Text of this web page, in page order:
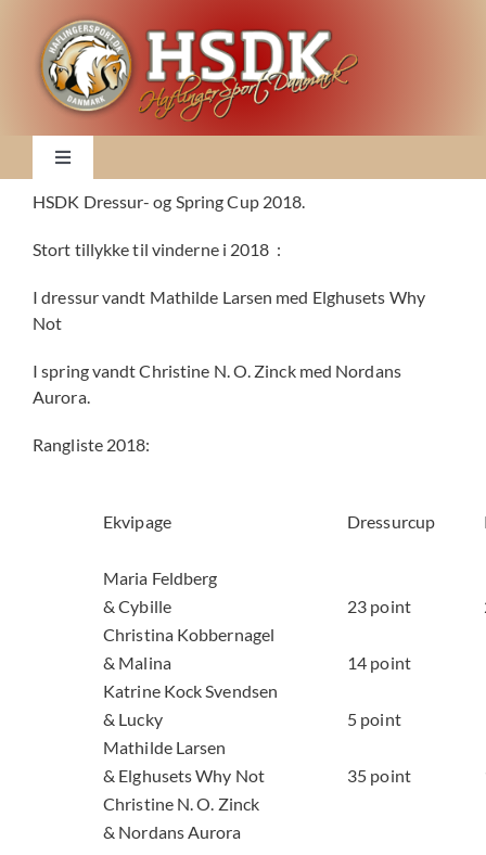
content
Toggle
Nyheder
Haflingersport Junior!
HSDK Dressur- og Spring Cup 2018.
Stort tillykke til vinderne i 2018 :
I dressur vandt Mathilde Larsen med Elghusets Why
Not
I spring vandt Christine N. O. Zinck med Nordans
Aurora.
Rangliste 2018:
Ekvipage Dressurcup
Maria Feldberg
& Cybille
23 point
Christina Kobbernagel
& Malina
14 point
Katrine Kock Svendsen
& Lucky
5 point
Mathilde Larsen
& Elghusets Why Not
35 point
Christine N. O. Zinck
& Nordans Aurora